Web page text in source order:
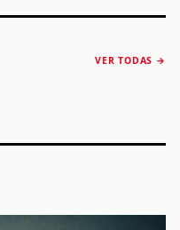
VER TODAS →
anuncia “Reality